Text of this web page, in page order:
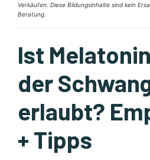
Verkäufen. Diese Bildungsinhalte sind kein
Beratung.
Ist
der
erlaubt?
+ Tipps